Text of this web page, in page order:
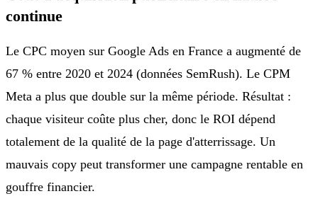
continue
Le CPC moyen sur Google Ads en France a augmenté de
67 % entre 2020 et 2024 (données SemRush). Le CPM
Meta a plus que double sur la même période. Résultat :
chaque visiteur coûte plus cher, donc le ROI dépend
totalement de la qualité de la page d'atterrissage. Un
mauvais copy peut transformer une campagne rentable en
gouffre financier.